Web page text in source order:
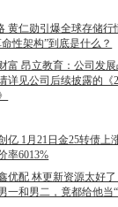
黄仁勋引爆全球存储行
命性架构”到底是什么？
富 昂立教育：公司发
详见公司后续披露的《
亿 1月21日金25转债上
率6013%
优配 林更新资源太好
一和男二，竟都给他当